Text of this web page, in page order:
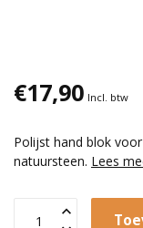
€17,90 Incl. btw
Polijst hand blok
natuursteen. Lees